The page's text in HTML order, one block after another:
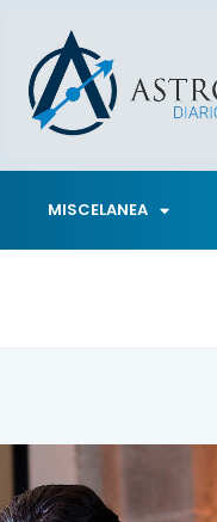
MISCELANEA